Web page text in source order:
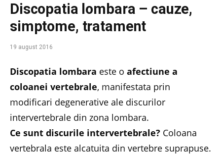
Discopatia lombara – cauze,
simptome, tratament
19 august 2016
Discopatia lombara este o afectiune a
coloanei vertebrale, manifestata prin
modificari degenerative ale discurilor
intervertebrale din zona lombara.
Ce sunt discurile intervertebrale? Coloana
vertebrala este alcatuita din vertebre suprapuse.